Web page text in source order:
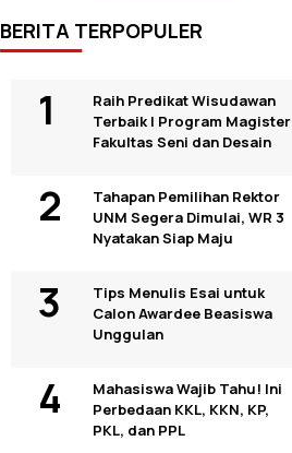
BERITA TERPOPULER
Raih Predikat Wisudawan
Terbaik I Program Magister
Fakultas Seni dan Desain
Tahapan Pemilihan Rektor
UNM Segera Dimulai, WR 3
Nyatakan Siap Maju
Tips Menulis Esai untuk
Calon Awardee Beasiswa
Unggulan
Mahasiswa Wajib Tahu! Ini
Perbedaan KKL, KKN, KP,
PKL, dan PPL